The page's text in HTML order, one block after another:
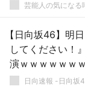
芸能人の気になる
【日向坂46】明
してください！
演ｗｗｗｗｗｗ
日向速報 -日向坂